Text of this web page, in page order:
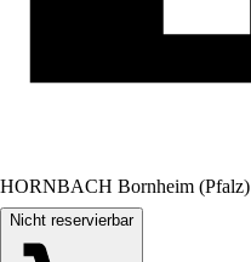
HORNBACH Bornheim (Pfalz)
Nicht reservierbar